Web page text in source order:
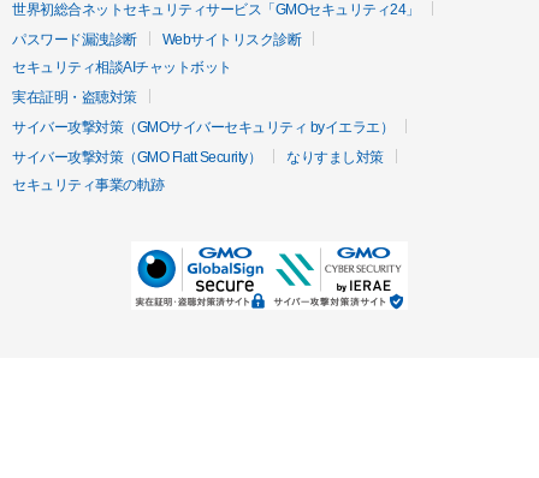
世界初総合ネットセキュリティサービス「GMOセキュリティ24」
パスワード漏洩診断
Webサイトリスク診断
セキュリティ相談AIチャットボット
実在証明・盗聴対策
サイバー攻撃対策（GMOサイバーセキュリティ byイエラエ）
サイバー攻撃対策（GMO Flatt Security）
なりすまし対策
セキュリティ事業の軌跡